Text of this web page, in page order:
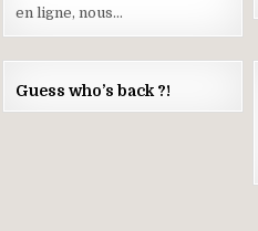
en ligne, nous…
2021
Guess who’s back ?!